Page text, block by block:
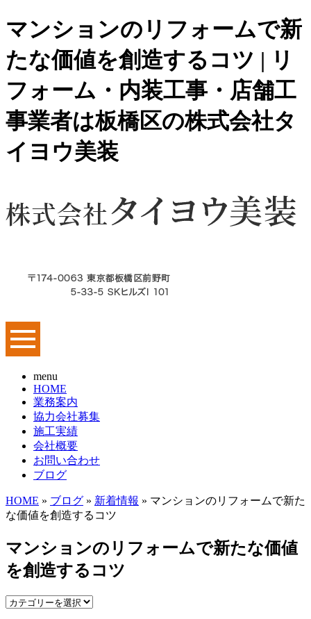
マンションのリフォームで新
たな価値を創造するコツ | リ
フォーム・内装工事・店舗工
事業者は板橋区の株式会社タ
イヨウ美装
menu
HOME
業務案内
協力会社募集
施工実績
会社概要
お問い合わせ
ブログ
HOME » ブログ » 新着情報 » マンションのリフォームで新た
な価値を創造するコツ
マンションのリフォームで新たな価値
を創造するコツ